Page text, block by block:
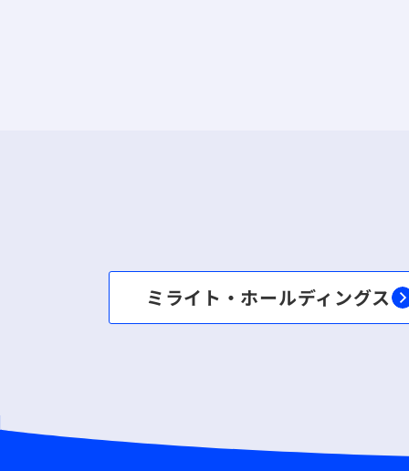
ミライト・ホールディングス